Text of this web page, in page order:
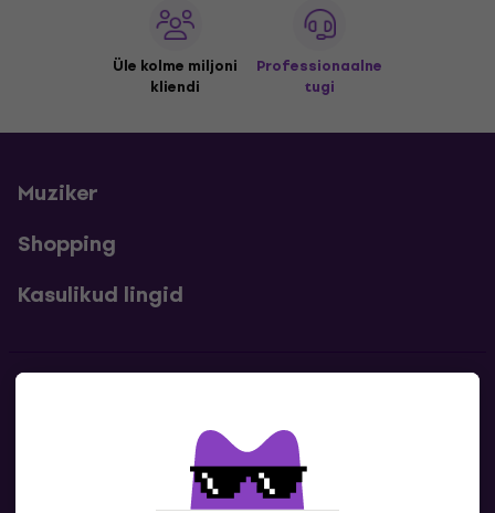
Üle kolme miljoni
kliendi
Professionaalne
tugi
Muziker
Shopping
Kasulikud lingid
Kontaktandmed